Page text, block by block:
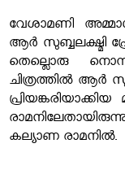
വേശാമണി
ആര്‍ സുബ്ബലക്ഷ്മി
തെല്ലൊരു
ചിത്രത്തില്‍ ആര്‍
കല്യാണ രാമനില്‍.